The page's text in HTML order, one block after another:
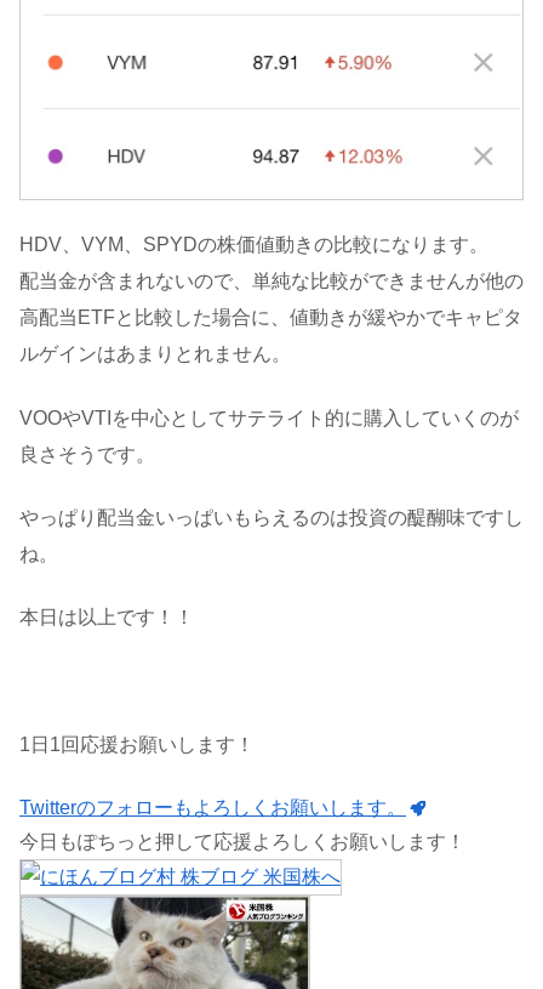
HDV、VYM、SPYDの株価値動きの比較になります。
配当金が含まれないので、単純な比較ができませんが他の
高配当ETFと比較した場合に、値動きが緩やかでキャピタ
ルゲインはあまりとれません。
VOOやVTIを中心としてサテライト的に購入していくのが
良さそうです。
やっぱり配当金いっぱいもらえるのは投資の醍醐味ですし
ね。
本日は以上です！！
1日1回応援お願いします！
Twitterのフォローもよろしくお願いします。
今日もぽちっと押して応援よろしくお願いします！